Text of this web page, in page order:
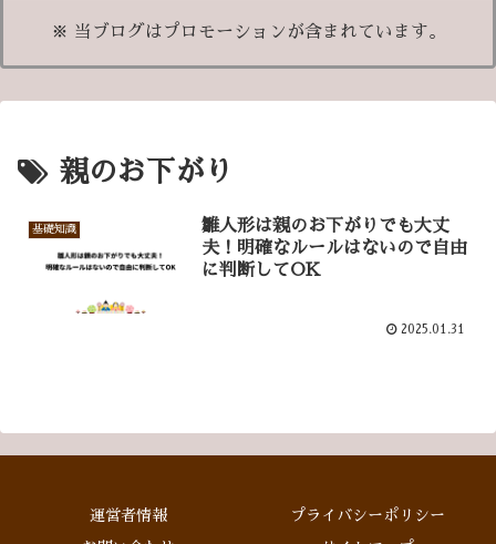
※ 当ブログはプロモーションが含まれています。
親のお下がり
基礎知識
雛人形は親のお下がりでも大丈
夫！明確なルールはないので自由
に判断してOK
2025.01.31
運営者情報 プライバシーポリシー